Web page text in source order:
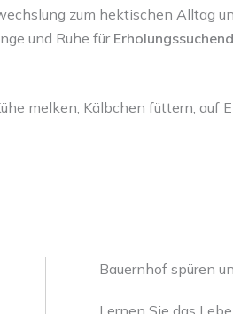
zum hektischen Alltag
und Ruhe für
melken, Kälbchen füttern, auf
Bauernhof spüren